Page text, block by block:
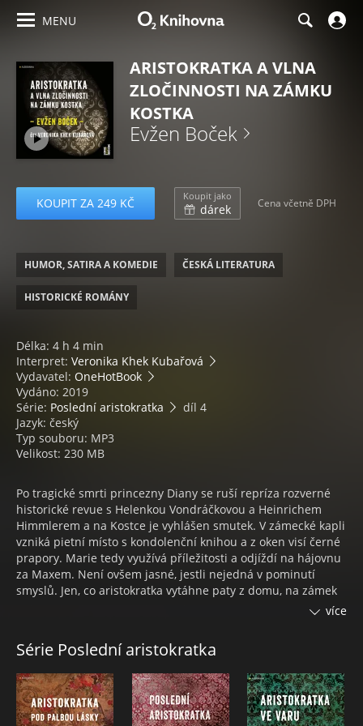
MENU
ARISTOKRATKA A VLNA
ZLOČINNOSTI NA ZÁMKU
KOSTKA
Evžen Boček
KOUPIT ZA 249 KČ Koupit jako
dárek Cena včetně DPH
HUMOR, SATIRA A KOMEDIE ČESKÁ LITERATURA
HISTORICKÉ ROMÁNY
Délka: 4 h 4 min
Interpret: Veronika Khek Kubařová
Vydavatel: OneHotBook
Vydáno: 2019
Série: Poslední aristokratka
díl 4
Jazyk: český
Typ souboru: MP3
Velikost: 230 MB
Po tragické smrti princezny Diany se ruší repríza rozverné
historické revue s Helenkou Vondráčkovou a Heinrichem
Himmlerem a na Kostce je vyhlášen smutek. V zámecké kapli
vzniká pietní místo s kondolenční knihou a z oken visí černé
prapory. Marie tedy využívá příležitosti a odjíždí na hájovnu
za Maxem. Není ovšem jasné, jestli nejedná v pominutí
smyslů. Jen, co aristokratka vytáhne paty z domu, na zámek
dorazí několik osob, které rozpoutají vlnu zločinnosti. Podaří
EVŽEN BOČEK
Narodil se v Kyjově, kde navštěvoval základní školu i
gymnázium, studoval na Univerzitě Jana Evangelisty Purkyně
v Ústí nad Labem a posléze Masarykovu univerzitu v Brně.
Po ukončení studia učil na ZŠ Červené Domky v Hodoníně a
více
Série Poslední aristokratka